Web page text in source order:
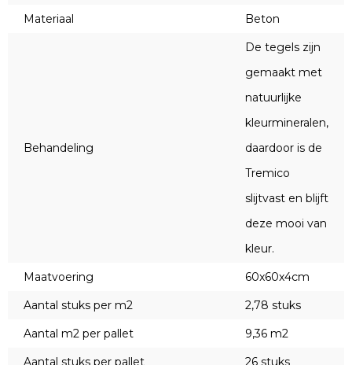
Materiaal Beton
Behandeling
De tegels zijn
gemaakt met
natuurlijke
kleurmineralen,
daardoor is de
Tremico
slijtvast en blijft
deze mooi van
kleur.
Maatvoering
60x60x4cm
Aantal stuks per m2
2,78 stuks
Aantal m2 per pallet
9,36 m2
Aantal stuks per pallet
26 stuks